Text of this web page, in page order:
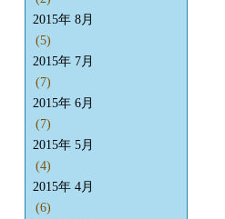
2015年 8月
(5)
2015年 7月
(7)
2015年 6月
(7)
2015年 5月
(4)
2015年 4月
(6)